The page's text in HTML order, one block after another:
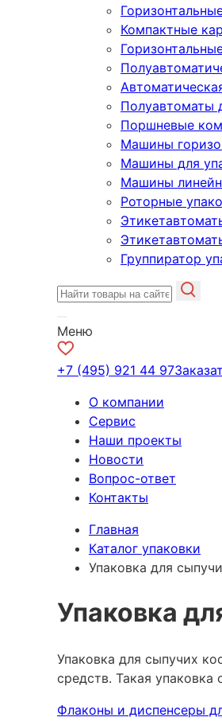
Компактные
Полуавтоматы
Поршневые
Машины
Машины для
Машины
Роторные
Группиратор
Меню
+7 (495) 921 44 97
О компании
Сервис
Наши проекты
Новости
Вопрос-ответ
Контакты
Главная
Каталог упаковки
Упаковка для
Упаковка
Упаковка для сыпучих
средств. Такая
Флаконы и диспенсеры